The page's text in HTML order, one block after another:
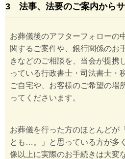
3 法事、法要のご案内からサ
お葬儀後のアフターフォローの
関するご案件や、銀行関係のお
きなどのご相談を、当会が提携
っている行政書士・司法書士・
ご自宅や、お客様のご希望の場
ってくださいます。
お葬儀を行った方のほとんどが
とも…。」と思っている方が多
像以上に実際のお手続きは大変